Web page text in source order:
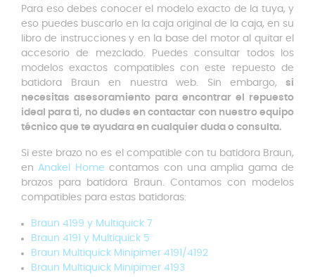
Para eso debes conocer el modelo exacto de la tuya, y
eso puedes buscarlo en la caja original de la caja, en su
libro de instrucciones y en la base del motor al quitar el
accesorio de mezclado. Puedes consultar todos los
modelos exactos compatibles con este repuesto de
batidora Braun en nuestra web. Sin embargo,
si
necesitas asesoramiento para encontrar el repuesto
ideal para ti, no dudes en contactar con nuestro equipo
técnico que te ayudara en cualquier duda o consulta.
Si este brazo no es el compatible con tu batidora Braun,
enAnakel Home contamos con una amplia gama de
brazos para batidora Braun. Contamos con modelos
compatibles para estas batidoras:
Braun 4199 y Multiquick 7
Braun 4191 y Multiquick 5
Braun Multiquick Minipimer 4191/4192
Braun Multiquick Minipimer 4193